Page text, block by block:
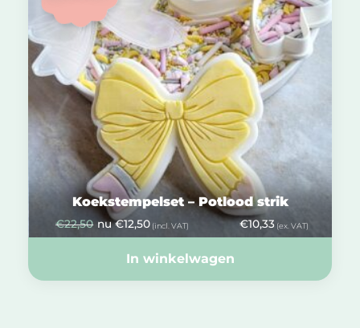
Koekstempelset – Potlood strik
€22,50 nu €12,50 (incl. VAT) €10,33(ex. VAT)
In winkelwagen